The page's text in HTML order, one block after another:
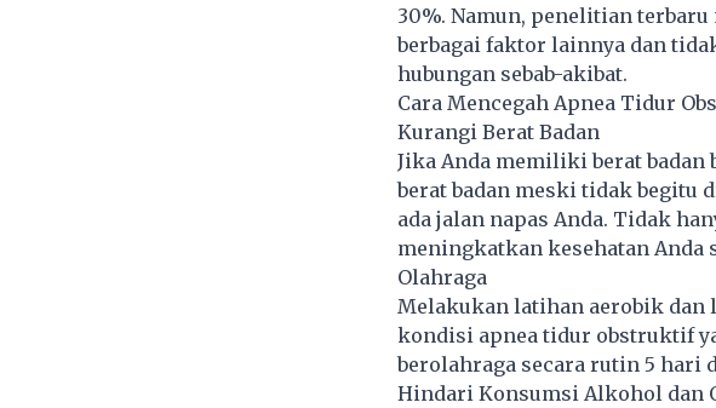
30%. Namun, penelitian
berbagai faktor lainnya dan
hubungan sebab-akibat.
Cara Mencegah Apnea Tidur
Kurangi Berat Badan
Jika Anda memiliki berat badan
berat badan meski tidak begitu
ada jalan napas Anda. Tidak
meningkatkan kesehatan Anda
Olahraga
Melakukan latihan aerobik dan
kondisi apnea tidur obstruktif
berolahraga secara rutin 5 hari
Hindari Konsumsi Alkohol dan